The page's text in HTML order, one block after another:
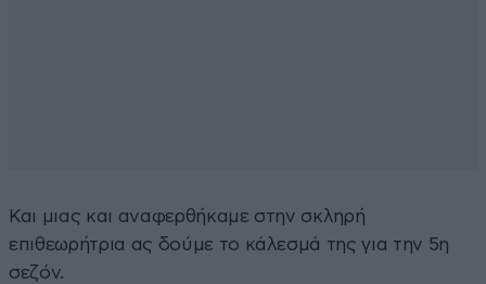
Και μιας και αναφερθήκαμε στην σκληρή
επιθεωρήτρια ας δούμε το κάλεσμά της για την 5η
σεζόν.